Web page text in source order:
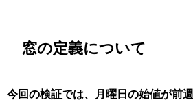
窓の定義について
今回の検証では、月曜日の始値が前